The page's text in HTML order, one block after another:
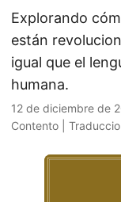
Explorando
están
igual que el
humana.
12 de diciembre de
Contento